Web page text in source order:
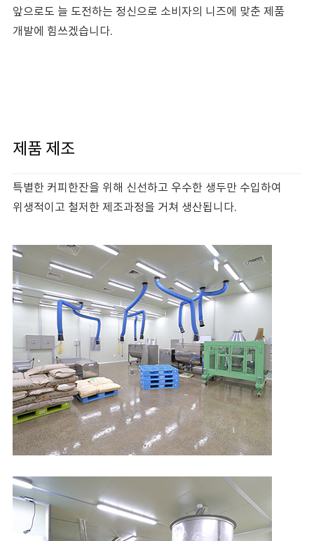
앞으로도 늘 도전하는 정신으로 소비자의 니즈에 맞춘 제품
개발에 힘쓰겠습니다.
제품 제조
특별한 커피한잔을 위해 신선하고 우수한 생두만 수입하여
위생적이고 철저한 제조과정을 거쳐 생산됩니다.